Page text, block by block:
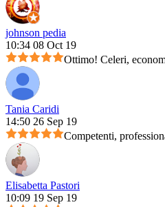
johnson pedia
10:34 08 Oct 19
Ottimo! Celeri,
Tania Caridi
14:50 26 Sep 19
Competenti,
Elisabetta Pastori
10:09 19 Sep 19